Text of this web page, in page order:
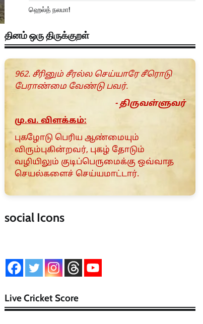
ஹெல்த் நலமா!
தினம் ஒரு திருக்குறள்
962. சீரினும் சீரல்ல செய்யாரே சீரொடு
பேராண்மை வேண்டு பவர்.
- திருவள்ளுவர்
மு.வ. விளக்கம்:
புகழோடு பெரிய ஆண்மையும்
விரும்புகின்றவர், புகழ் தோடும்
வழியிலும் குடிப்பெருமைக்கு ஒவ்வாத
செயல்களைச் செய்யமாட்டார்.
social Icons
Live Cricket Score